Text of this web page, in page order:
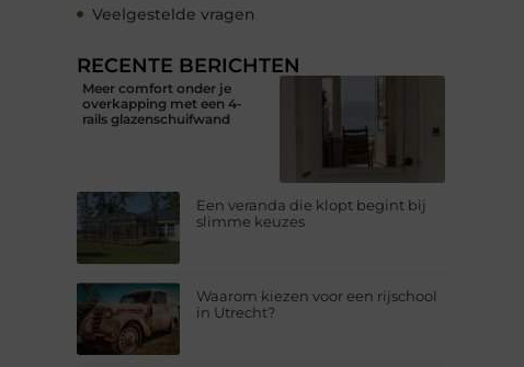
Veelgestelde vragen
RECENTE BERICHTEN
Meer comfort onder je
overkapping met een 4-
rails glazenschuifwand
Een veranda die klopt begint bij
slimme keuzes
Waarom kiezen voor een rijschool
in Utrecht?